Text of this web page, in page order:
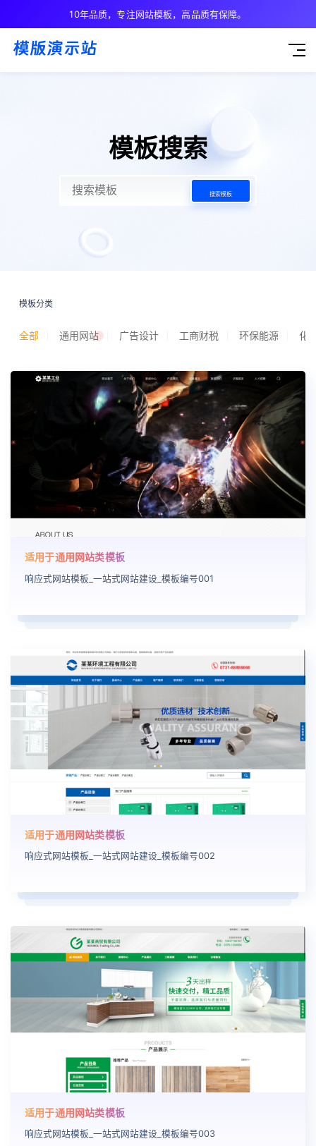
10年品质，专注网站模板，高品质有保障。
模板搜索
搜索模板
模板分类
全部 通用网站 广告设计 工商财税 环保能源 化
适用于通用网站类模板
响应式网站模板_一站式网站建设_模板编号001
适用于通用网站类模板
响应式网站模板_一站式网站建设_模板编号002
适用于通用网站类模板
响应式网站模板_一站式网站建设_模板编号003